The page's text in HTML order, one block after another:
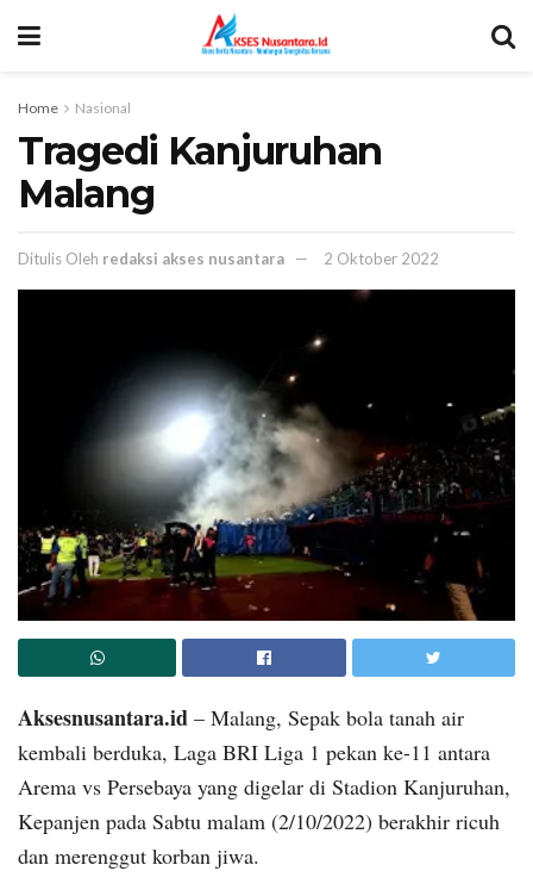
Home Nasional
Tragedi Kanjuruhan
Malang
Ditulis Oleh redaksi akses nusantara 2 Oktober 2022
Aksesnusantara.id – Malang, Sepak bola tanah air
kembali berduka, Laga BRI Liga 1 pekan ke-11 antara
Arema vs Persebaya yang digelar di Stadion Kanjuruhan,
Kepanjen pada Sabtu malam (2/10/2022) berakhir ricuh
dan merenggut korban jiwa.